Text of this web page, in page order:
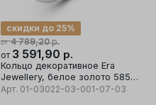
от 4 789,20р.
скидки до 25%
от 3 591,90 р.
Кольцо декоративное Era
Jewellery, белое золото 585
проба, вставка бриллиант
Арт. 01-03022-03-001-07-03